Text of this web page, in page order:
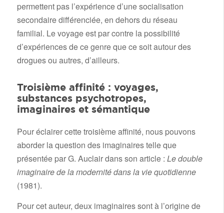
permettent pas l’expérience d’une socialisation
secondaire différenciée, en dehors du réseau
familial. Le voyage est par contre la possibilité
d’expériences de ce genre que ce soit autour des
drogues ou autres, d’ailleurs.
Troisième affinité : voyages,
substances psychotropes,
imaginaires et sémantique
Pour éclairer cette troisième affinité, nous pouvons
aborder la question des imaginaires telle que
présentée par G. Auclair dans son article : Le double
imaginaire de la modernité dans la vie quotidienne
(1981).
Pour cet auteur, deux imaginaires sont à l’origine de